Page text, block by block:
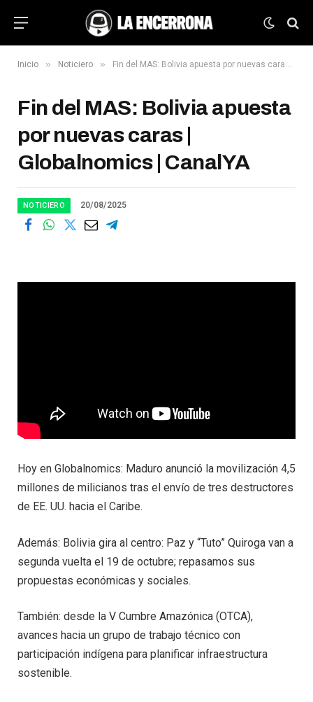
Inicio » Noticiero » Fin del MAS: Bolivia apuesta por nuevas caras | Globalnomics | CanalYA
Fin del MAS: Bolivia apuesta
por nuevas caras |
Globalnomics | CanalYA
NOTICIERO 20/08/2025
Hoy en Globalnomics: Maduro anunció la movilización 4,5
millones de milicianos tras el envío de tres destructores
de EE. UU. hacia el Caribe.
Además: Bolivia gira al centro: Paz y “Tuto” Quiroga van a
segunda vuelta el 19 de octubre; repasamos sus
propuestas económicas y sociales.
También: desde la V Cumbre Amazónica (OTCA),
avances hacia un grupo de trabajo técnico con
participación indígena para planificar infraestructura
sostenible.